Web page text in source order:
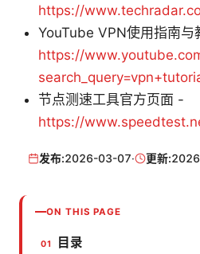
https://
YouTube VPN使用指南与
https://
节点测速工具官方页面 -
https://
发布:2026-03-07· 更新:
ON THIS PAGE
目录